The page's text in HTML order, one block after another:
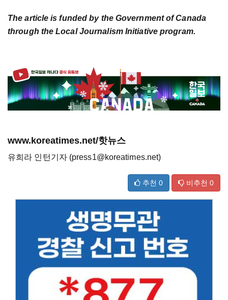
The article is funded by the Government of Canada
through the Local Journalism Initiative program.
www.koreatimes.net/핫뉴스
유희라 인턴기자 (press1@koreatimes.net)
추천 0 비추천 0